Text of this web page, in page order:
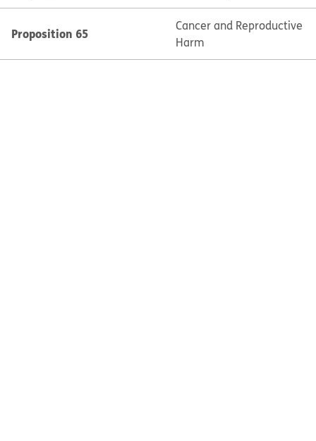
Proposition 65
Cancer and Reproductive
Harm